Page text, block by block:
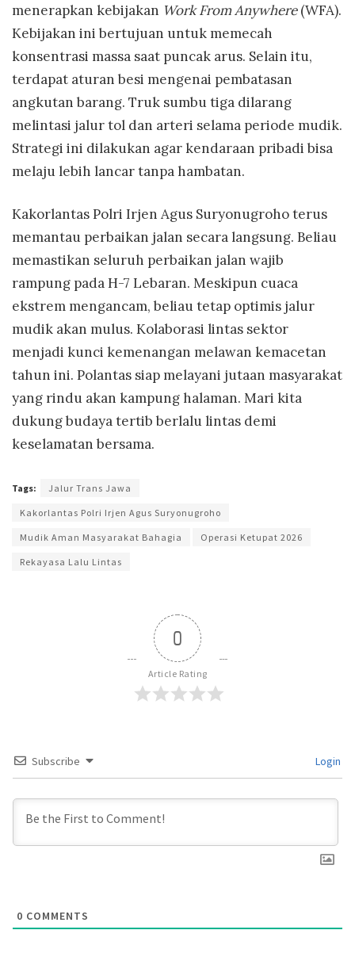
menerapkan kebijakan Work From Anywhere(WFA).
Kebijakan ini bertujuan untuk memecah
konsentrasi massa saat puncak arus. Selain itu,
terdapat aturan besi mengenai pembatasan
angkutan barang. Truk sumbu tiga dilarang
melintasi jalur tol dan arteri selama periode mudik.
Strategi ini dilakukan agar kendaraan pribadi bisa
melaju lebih lancar tanpa hambatan.
Kakorlantas Polri Irjen Agus Suryonugroho terus
memantau perbaikan jalan secara langsung. Beliau
memastikan seluruh perbaikan jalan wajib
rampung pada H-7 Lebaran. Meskipun cuaca
ekstrem mengancam, beliau tetap optimis jalur
mudik akan mulus. Kolaborasi lintas sektor
menjadi kunci kemenangan melawan kemacetan
tahun ini. Polantas siap melayani jutaan masyarakat
yang rindu akan kampung halaman. Mari kita
dukung budaya tertib berlalu lintas demi
keselamatan bersama.
Tags: Jalur Trans Jawa
Kakorlantas Polri Irjen Agus Suryonugroho
Mudik Aman Masyarakat Bahagia Operasi Ketupat 2026
Rekayasa Lalu Lintas
0
Article Rating
Subscribe Login
0 COMMENTS